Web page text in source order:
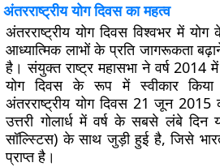
अंतरराष्ट्रीय योग दिवस का महत्व
अंतरराष्ट्रीय योग दिवस विश्वभर में
आध्यात्मिक लाभों के प्रति जागरूकता
है। संयुक्त राष्ट्र महासभा ने वर्ष 2014
योग दिवस के रूप में स्वीकार
अंतरराष्ट्रीय योग दिवस 21 जून 2015
उत्तरी गोलार्ध में वर्ष के सबसे लंबे दिन
सॉल्स्टिस) के साथ जुड़ी हुई है, जिसे
प्राप्त है।